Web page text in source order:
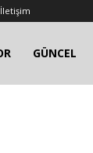
İletişim
GÜNCEL